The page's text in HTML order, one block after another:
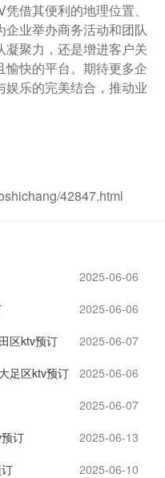
借其便利的地理位置、
业举办商务活动和团队
聚力，还是增进客户关
快的平台。期待更多企
乐的完美结合，推动业
42847.html
2025-06-06
2025-06-06
区ktv预订
2025-06-07
足区ktv预订
2025-06-06
2025-06-07
订
2025-06-13
2025-06-10